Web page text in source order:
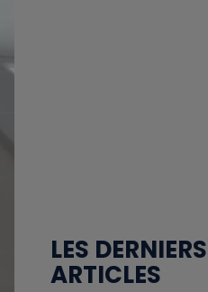
LES DERNIERS
ARTICLES